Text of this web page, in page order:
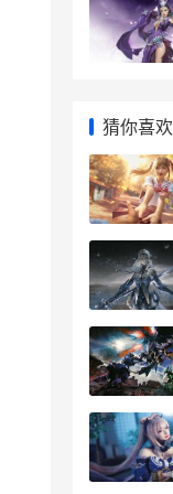
猜你喜欢